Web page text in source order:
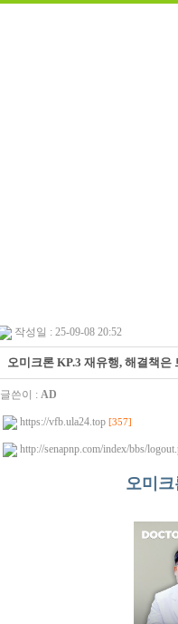
작성일 : 25-09-08 20:52
오미크론 KP.3 재유행, 해결책
글쓴이 : AD
https://vfb.ula24.top [357]
http://senapnp.com/index/bbs/
오미